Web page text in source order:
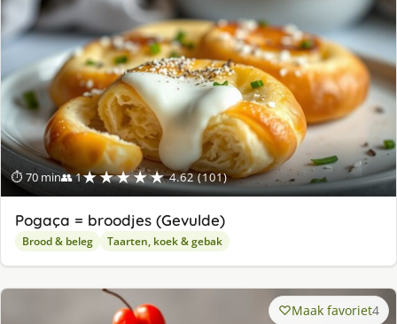
⏱ 70 min👥 1★★★★★ 4.62 (101)
Pogaça = broodjes (Gevulde)
Brood & beleg Taarten, koek & gebak
Maak favoriet4